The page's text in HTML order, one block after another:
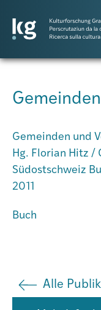
Pubblicazioni
Persone
Istituto
Gemeinden und
Hg. Florian Hitz /
Südostschweiz
2011
Buch
Alle